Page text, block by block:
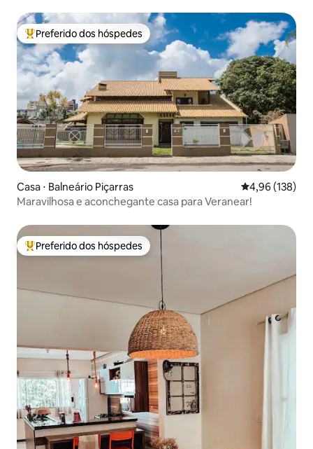
Entre os melhores preferidos dos hóspedes
Preferido dos hóspedes
Casa ⋅ Balneário Piçarras 4,96 de uma
4,96 (138)
Maravilhosa e aconchegante casa para Veranear!
Entre os melhores preferidos dos hóspedes
Preferido dos hóspedes